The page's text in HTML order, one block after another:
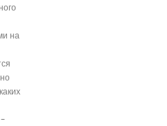
на
-